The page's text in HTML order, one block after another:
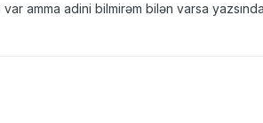
amma adini bilmirəm bilən varsa